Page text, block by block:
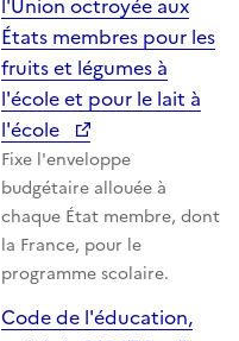
États membres pour les
fruits et légumes à
l'école et pour le lait à
l'école
Fixe l'enveloppe
budgétaire allouée à
chaque État membre, dont
la France, pour le
programme scolaire.
Code de l'éducation,